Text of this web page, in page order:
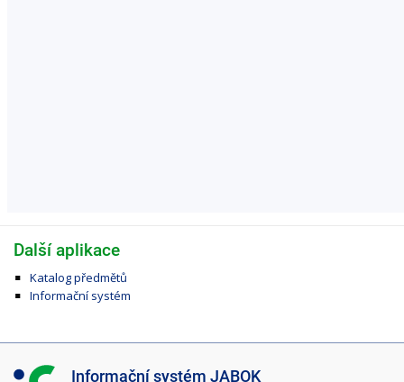
Další aplikace
Katalog předmětů
Informační systém
I Informační systém JABOK